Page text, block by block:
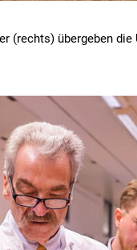
(rechts) übergeben